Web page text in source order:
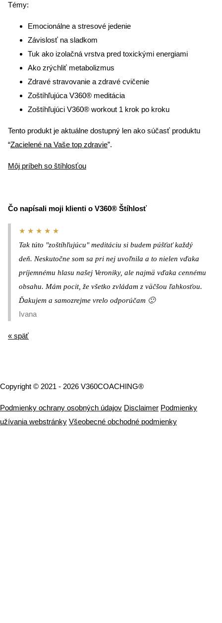
Témy:
Emocionálne a stresové jedenie
Závislosť na sladkom
Tuk ako izolačná vrstva pred toxickými energiami
Ako zrýchliť metabolizmus
Zdravé stravovanie a zdravé cvičenie
Zoštíhľujúca V360® meditácia
Zoštíhľujúci V360® workout 1 krok po kroku
Tento produkt je aktuálne dostupný len ako súčasť produktu
“Zacielené na Vaše top zdravie”.
Môj príbeh so štíhlosťou
Čo napísali moji klienti o V360® Štíhlosť
★ ★ ★ ★ ★
Tak túto "zoštíhľujúcu" meditáciu si budem púšťať každý
deň. Neskutočne som sa pri nej uvoľnila a to nielen vďaka
príjemnému hlasu našej Veroniky, ale najmä vďaka cennému
obsahu. Mám pocit, že všetko zvládam z väčšou ľahkosťou.
Ďakujem a samozrejme vrelo odporúčam 🙂
Ivana
« späť
Copyright © 2021 - 2026 V360COACHING®
Podmienky ochrany osobných údajov Disclaimer Podmienky
užívania webstránky Všeobecné obchodné podmienky